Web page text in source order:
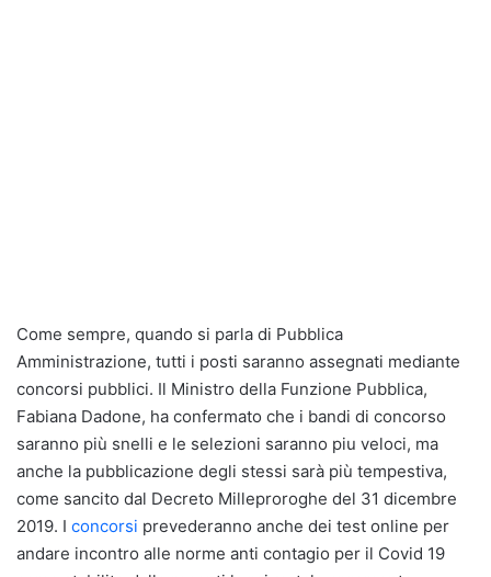
Come sempre, quando si parla di Pubblica
Amministrazione, tutti i posti saranno assegnati mediante
concorsi pubblici. Il Ministro della Funzione Pubblica,
Fabiana Dadone, ha confermato che i bandi di concorso
saranno più snelli e le selezioni saranno piu veloci, ma
anche la pubblicazione degli stessi sarà più tempestiva,
come sancito dal Decreto Milleproroghe del 31 dicembre
2019. I concorsi prevederanno anche dei test online per
andare incontro alle norme anti contagio per il Covid 19